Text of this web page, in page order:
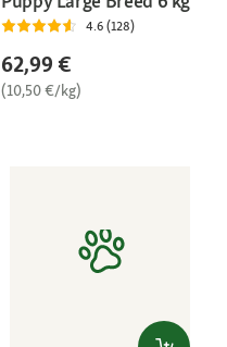
4.6 (128)
62,99 €
(10,50 €/kg)